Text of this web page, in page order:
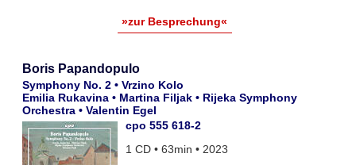
»zur Besprechung«
Boris Papandopulo
Symphony No. 2 • Vrzino Kolo
Emilia Rukavina • Martina Filjak • Rijeka Symphony
Orchestra • Valentin Egel
cpo 555 618-2
1 CD • 63min • 2023